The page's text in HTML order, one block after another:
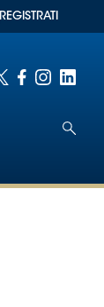
REGISTRATI